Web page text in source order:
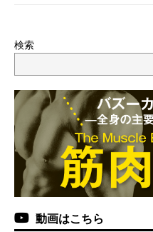
検索
動画はこちら